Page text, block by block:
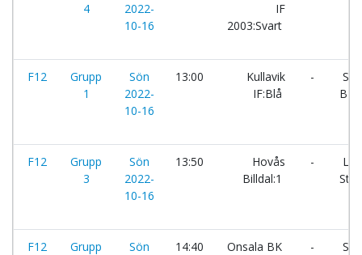
4
2022-
10-16
IF
2003:Svart
F12
Grupp
1
Sön
2022-
10-16
13:00
Kullavik
IF:Blå
-
F12
Grupp
3
Sön
2022-
10-16
13:50
Hovås
Billdal:1
-
F12
Grupp
Sön
14:40 Onsala BK -